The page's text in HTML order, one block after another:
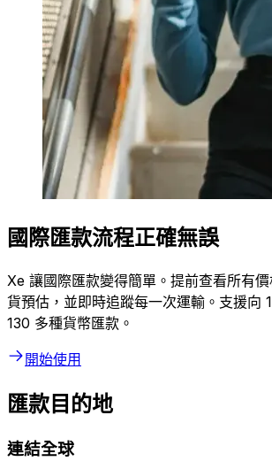
國際匯款流程正確無誤
Xe 讓國際匯款變得簡單。提前查看所有
貨預估，並即時追蹤每一次運輸。支援向
130 多種貨幣匯款。
開始使用
匯款目的地
連結全球